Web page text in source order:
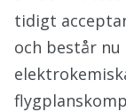
tidigt
och består nu